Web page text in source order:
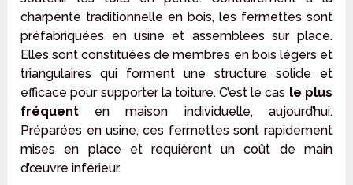
charpente traditionnelle en bois, les fermettes sont
préfabriquées en usine et assemblées sur place.
Elles sont constituées de membres en bois légers et
triangulaires qui forment une structure solide et
efficace pour supporter la toiture. C’est le cas le plus
fréquent en maison individuelle, aujourd’hui.
Préparées en usine, ces fermettes sont rapidement
mises en place et requièrent un coût de main
d’œuvre inférieur.